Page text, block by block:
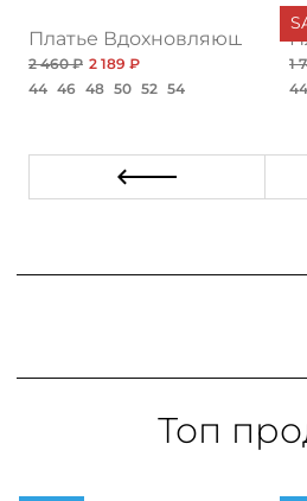
Платье Вдохновляющая
2 460 ₽ 2 189 ₽
44 46 48 50 52 54
1
44
Топ